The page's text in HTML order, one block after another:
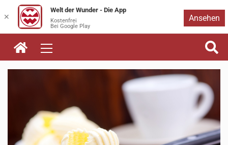
Zum
Inhalt
springen
✕
Welt der Wunder - Die App
Kostenfrei
Bei Google Play
Ansehen